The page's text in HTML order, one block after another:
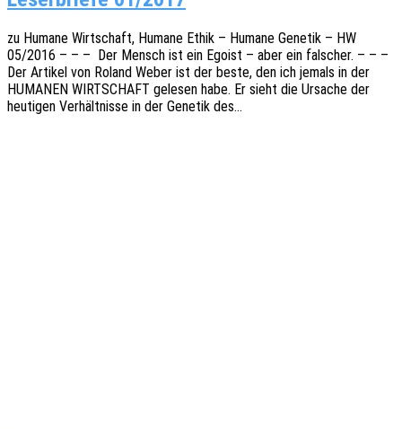
zu Humane Wirt­schaft, Humane Ethik – Humane Gene­tik – HW
05/2016 – – – Der Mensch ist ein Egoist – aber ein falscher. – – –
Der Arti­kel von Roland Weber ist der beste, den ich jemals in der
HUMANEN WIRTSCHAFT gele­sen habe. Er sieht die Ursa­che der
heuti­gen Verhält­nis­se in der Gene­tik des…